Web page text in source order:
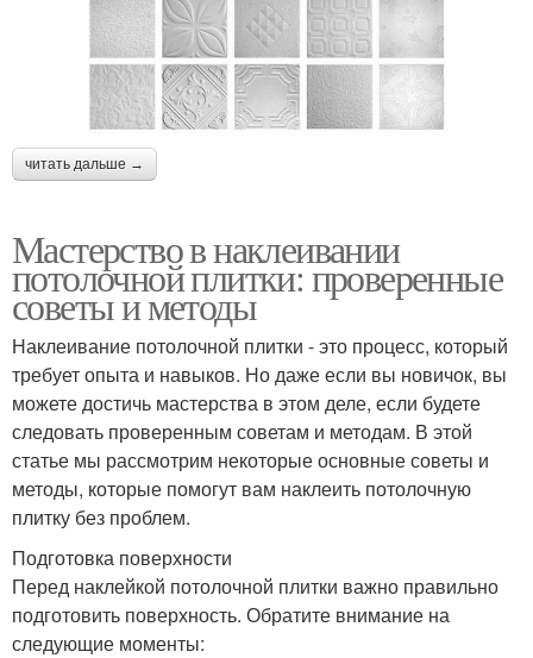
читать дальше →
Мастерство в наклеивании
потолочной плитки: проверенные
советы и методы
Наклеивание потолочной плитки - это процесс, который
требует опыта и навыков. Но даже если вы новичок, вы
можете достичь мастерства в этом деле, если будете
следовать проверенным советам и методам. В этой
статье мы рассмотрим некоторые основные советы и
методы, которые помогут вам наклеить потолочную
плитку без проблем.
Подготовка поверхности
Перед наклейкой потолочной плитки важно правильно
подготовить поверхность. Обратите внимание на
следующие моменты: